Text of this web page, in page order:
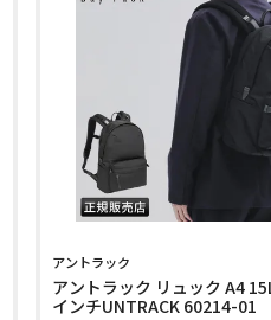
アントラック
アントラック リュック A4
インチUNTRACK 60214-01